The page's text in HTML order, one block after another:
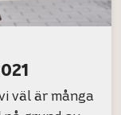
väl är många